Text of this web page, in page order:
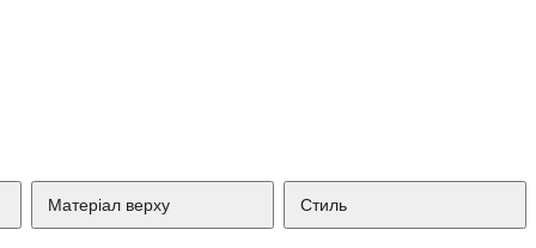
Матеріал верху Стиль